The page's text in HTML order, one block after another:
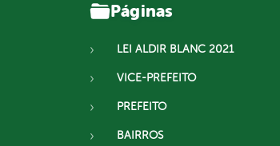
Páginas
LEI ALDIR BLANC 2021
VICE-PREFEITO
PREFEITO
BAIRROS